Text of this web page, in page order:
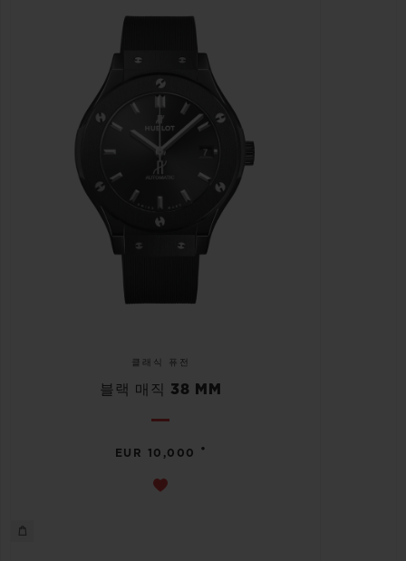
클래식 퓨전
블랙 매직 38 MM
EUR 10,000 •